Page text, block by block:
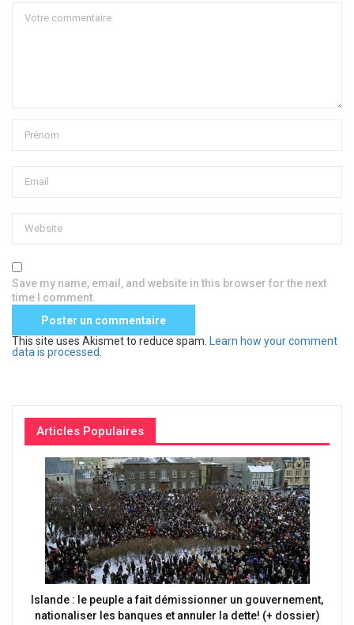
Save my name, email, and website in this browser for the next
time I comment.
This site uses Akismet to reduce spam.
Learn how your comment
data is processed
Articles Populaires
Islande : le peuple a fait démissionner un gouvernement,
nationaliser les banques et annuler la dette! (+ dossier)